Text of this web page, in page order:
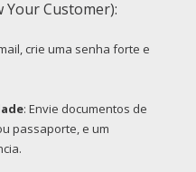
Your Customer):
crie uma senha forte e
: Envie documentos de
passaporte, e um